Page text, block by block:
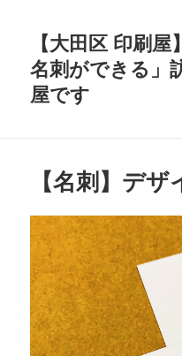
【大田区 印刷
名刺ができる」
屋です
【名刺】デ